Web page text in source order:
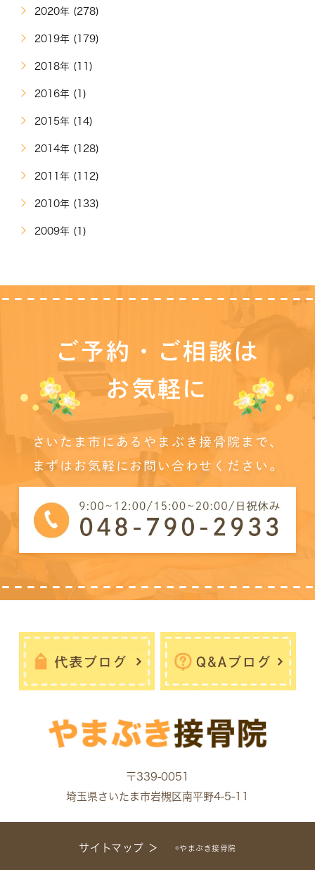
2020年 (278)
2019年 (179)
2018年 (11)
2016年 (1)
2015年 (14)
2014年 (128)
2011年 (112)
2010年 (133)
2009年 (1)
ご予約・ご相談は
お気軽に
さいたま市にあるやまぶき接骨院まで、
まずはお気軽にお問い合わせください。
〒339-0051
埼玉県さいたま市岩槻区南平野4-5-11
サイトマップ ＞ ©やまぶき接骨院